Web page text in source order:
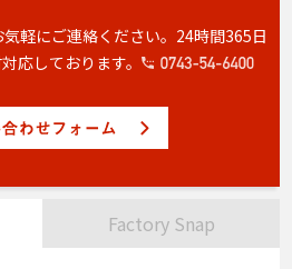
軽にご連絡ください。 24時間365日
応しております。
Factory Snap